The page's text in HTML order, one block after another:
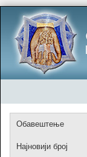
Обавештење
Најновији број